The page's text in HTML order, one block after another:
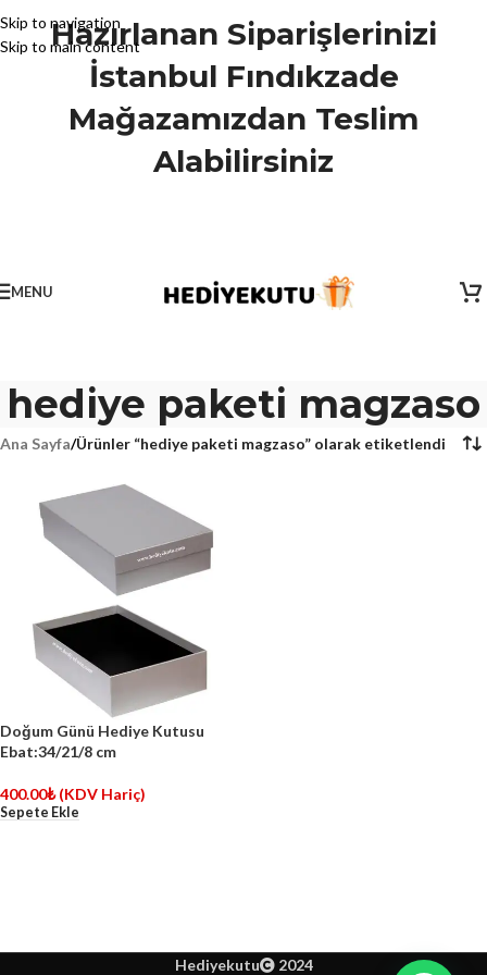
Skip to navigation
Skip to main content
Hazırlanan Siparişlerinizi
İstanbul Fındıkzade
Mağazamızdan Teslim
Alabilirsiniz
MENU
hediye paketi magzaso
Ana Sayfa/Ürünler “hediye paketi magzaso” olarak etiketlendi
Doğum Günü Hediye Kutusu
Ebat:34/21/8 cm
400.00₺ (KDV Hariç)
Sepete Ekle
Hediyekutu 2024